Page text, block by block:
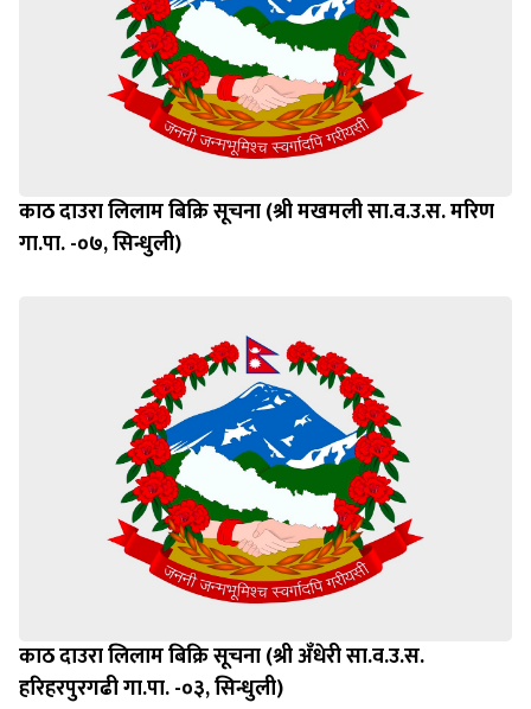
काठ दाउरा लिलाम बिक्रि सूचना (श्री मखमली सा.व.उ.स. मरिण
गा.पा. -०७, सिन्धुली)
काठ दाउरा लिलाम बिक्रि सूचना (श्री अँधेरी सा.व.उ.स.
हरिहरपुरगढी गा.पा. -०३, सिन्धुली)